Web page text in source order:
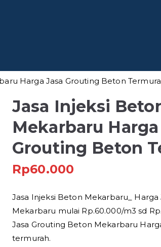
Harga Jasa Grouting Beton
Jasa Injeksi
Mekarbaru Harga
Grouting Beton
Rp60.000
Jasa Injeksi Beton Mekarbaru_ Harga
Mekarbaru mulai Rp.60.000/m3 sd
Jasa Grouting Beton Mekarbaru
termurah.